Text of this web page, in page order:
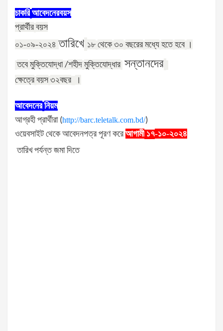
চাকরি আবেদনেরবয়স
প্রার্থীর বয়স
০১-০৯-২০২৪ তারিখে ১৮ থেকে ৩০ বছরের মধ্যে হতে হবে ।
তবে মুক্তিযোদ্ধা /শহীদ মুক্তিযোদ্ধার সন্তানদের
ক্ষেত্রে বয়স ৩২বছর ।
আবেদনের নিয়ম
আগ্রহী প্রার্থীরা(http://barc.teletalk.com.bd/)
ওয়েবসাইট থেকে আবেদনপত্র পূরণ করে আগামী ১৭-১০-২০২৪
তারিখ পর্যন্ত জমা দিতে